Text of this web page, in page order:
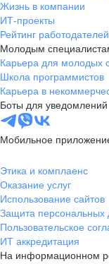
Жизнь в компании
ИТ-проекты
Рейтинг
Молодым
Карьера для молодых
Школа программистов
Карьера в
Боты для уведомлений
Мобильное
Этика и комплаенс
Оказание услуг
Использование сайтов
Защита персональных
Пользовательское
ИТ аккредитация
На информационном